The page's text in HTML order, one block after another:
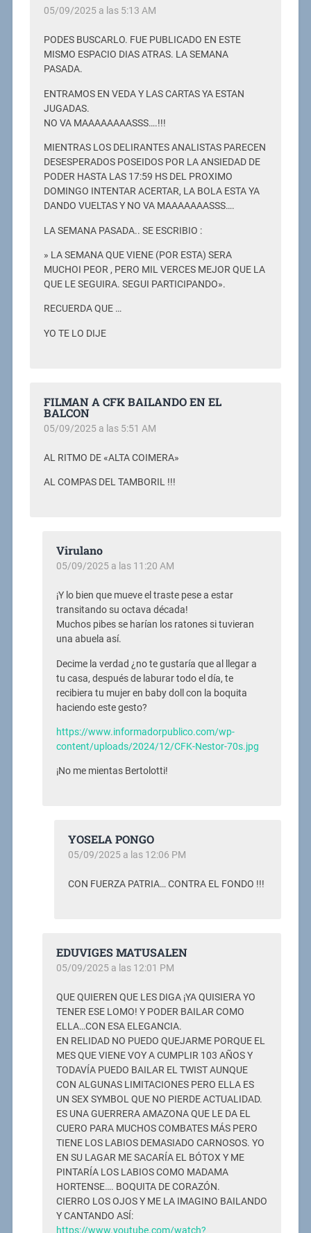
05/09/2025 a las 5:13 AM
PODES BUSCARLO. FUE PUBLICADO EN ESTE
MISMO ESPACIO DIAS ATRAS. LA SEMANA
PASADA.
ENTRAMOS EN VEDA Y LAS CARTAS YA ESTAN
JUGADAS.
NO VA MAAAAAAAASSS….!!!
MIENTRAS LOS DELIRANTES ANALISTAS PARECEN
DESESPERADOS POSEIDOS POR LA ANSIEDAD DE
PODER HASTA LAS 17:59 HS DEL PROXIMO
DOMINGO INTENTAR ACERTAR, LA BOLA ESTA YA
DANDO VUELTAS Y NO VA MAAAAAAASSS….
LA SEMANA PASADA.. SE ESCRIBIO :
» LA SEMANA QUE VIENE (POR ESTA) SERA
MUCHOI PEOR , PERO MIL VERCES MEJOR QUE LA
QUE LE SEGUIRA. SEGUI PARTICIPANDO».
RECUERDA QUE …
YO TE LO DIJE
FILMAN A CFK BAILANDO EN EL
BALCON
05/09/2025 a las 5:51 AM
AL RITMO DE «ALTA COIMERA»
AL COMPAS DEL TAMBORIL !!!
Virulano
05/09/2025 a las 11:20 AM
¡Y lo bien que mueve el traste pese a estar
transitando su octava década!
Muchos pibes se harían los ratones si tuvieran
una abuela así.
Decime la verdad ¿no te gustaría que al llegar a
tu casa, después de laburar todo el día, te
recibiera tu mujer en baby doll con la boquita
haciendo este gesto?
https://www.informadorpublico.com/wp-
content/uploads/2024/12/CFK-Nestor-70s.jpg
¡No me mientas Bertolotti!
YOSELA PONGO
05/09/2025 a las 12:06 PM
CON FUERZA PATRIA… CONTRA EL FONDO !!!
EDUVIGES MATUSALEN
05/09/2025 a las 12:01 PM
QUE QUIEREN QUE LES DIGA ¡YA QUISIERA YO
TENER ESE LOMO! Y PODER BAILAR COMO
ELLA…CON ESA ELEGANCIA.
EN RELIDAD NO PUEDO QUEJARME PORQUE EL
MES QUE VIENE VOY A CUMPLIR 103 AÑOS Y
TODAVÍA PUEDO BAILAR EL TWIST AUNQUE
CON ALGUNAS LIMITACIONES PERO ELLA ES
UN SEX SYMBOL QUE NO PIERDE ACTUALIDAD.
ES UNA GUERRERA AMAZONA QUE LE DA EL
CUERO PARA MUCHOS COMBATES MÁS PERO
TIENE LOS LABIOS DEMASIADO CARNOSOS. YO
EN SU LAGAR ME SACARÍA EL BÓTOX Y ME
PINTARÍA LOS LABIOS COMO MADAMA
HORTENSE…. BOQUITA DE CORAZÓN.
CIERRO LOS OJOS Y ME LA IMAGINO BAILANDO
Y CANTANDO ASÍ: